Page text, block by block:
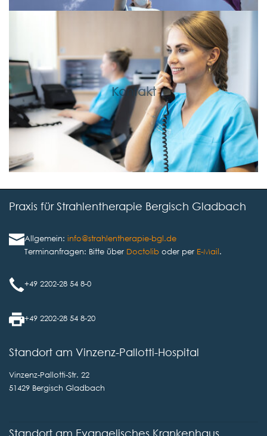
Kontakt
Praxis für Strahlentherapie Bergisch Gladbach
Allgemein: info@strahlentherapie-bgl.de
Terminanfragen: Bitte über Doctolib oder per E-Mail.
+49 2202-28 54 8-0
+49 2202-28 54 8-20
Standort am Vinzenz-Pallotti-Hospital
Vinzenz-Pallotti-Str. 22
51429 Bergisch Gladbach
Standort am Evangelisches Krankenhaus